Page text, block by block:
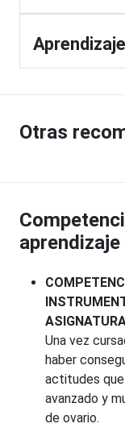
Otras
Una vez
haber
actitudes
avanzado y
de ovario.